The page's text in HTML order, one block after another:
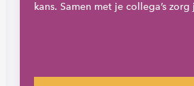
kans. Samen met je collega’s zorg